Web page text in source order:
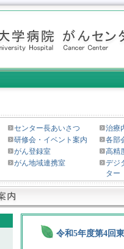
センター長あいさつ
治療
研修会・イベント案内
各部
がん登録室
高精
がん地域連携室
デジ
ター
令和5年度第4回